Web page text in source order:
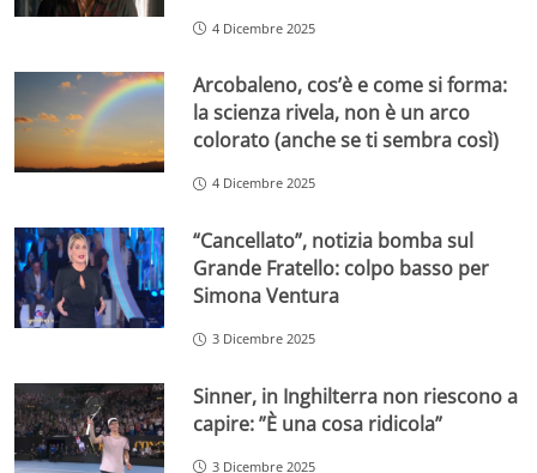
4 Dicembre 2025
Arcobaleno, cos’è e come si forma:
la scienza rivela, non è un arco
colorato (anche se ti sembra così)
4 Dicembre 2025
“Cancellato”, notizia bomba sul
Grande Fratello: colpo basso per
Simona Ventura
3 Dicembre 2025
Sinner, in Inghilterra non riescono a
capire: ”È una cosa ridicola”
3 Dicembre 2025